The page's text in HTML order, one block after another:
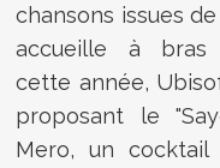
chansons issues
accueille à bras
cette année,
proposant le
Mero, un